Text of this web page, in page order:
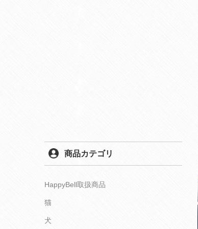
商品カテゴリ
HappyBell取扱商品
猫
犬